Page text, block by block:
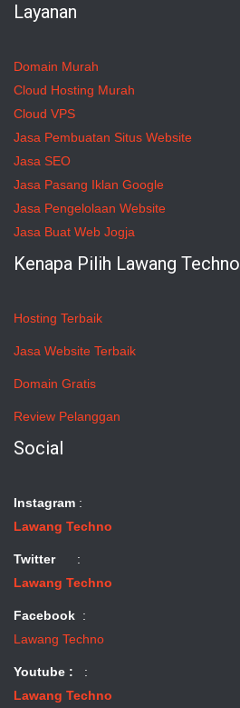
Layanan
Domain Murah
Cloud Hosting Murah
Cloud VPS
Jasa Pembuatan Situs Website
Jasa SEO
Jasa Pasang Iklan Google
Jasa Pengelolaan Website
Jasa Buat Web Jogja
Kenapa Pilih Lawang Techno
Hosting Terbaik
Jasa Website Terbaik
Domain Gratis
Review Pelanggan
Social
Instagram :
Lawang Techno
Twitter:
Lawang Techno
Facebook :
Lawang Techno
Youtube :
:
Lawang Techno